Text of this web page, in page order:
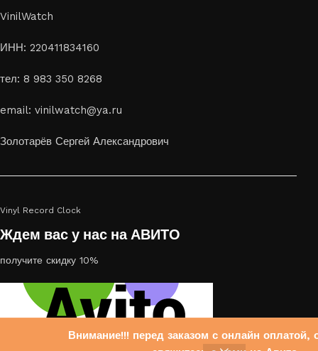
Внимание!!! перед заказом с онлайн оплатой,
VinilWatch
ИНН: 220411834160
тел: 8 983 350 8268
email: vinilwatch@ya.ru
Золотарёв Сергей Александрович
Vinyl Record Clock
Ждем вас у нас на АВИТО
получите скидку 10%